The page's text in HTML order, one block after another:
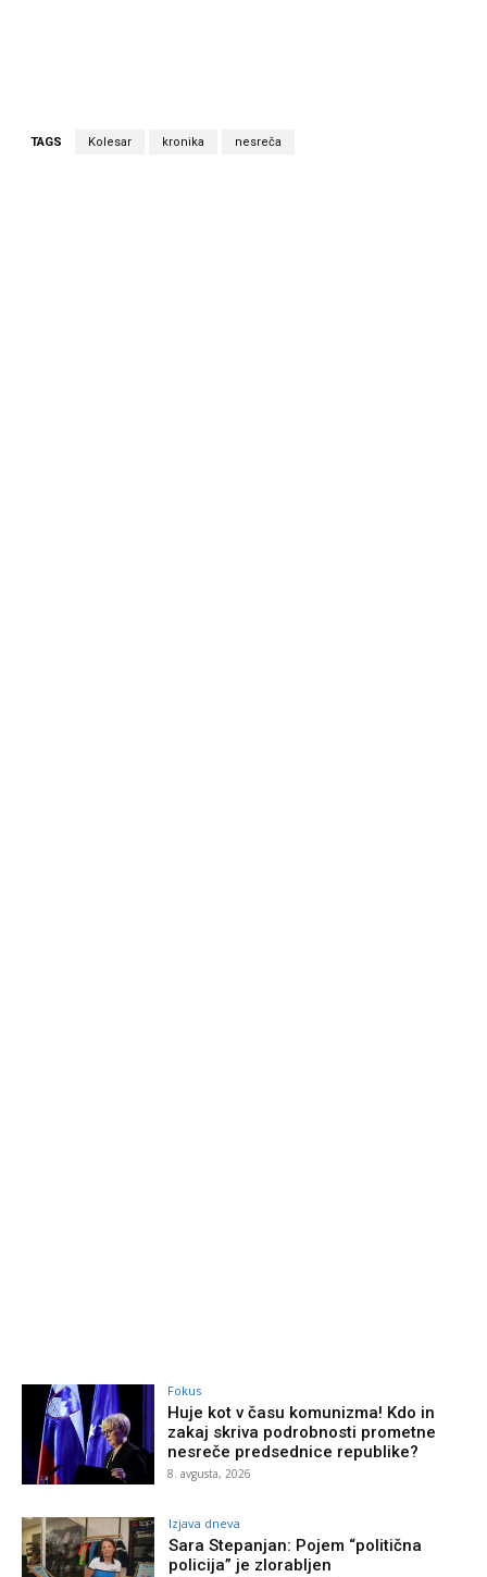
TAGS Kolesar kronika nesreča
Fokus
Huje kot v času komunizma! Kdo in
zakaj skriva podrobnosti prometne
nesreče predsednice republike?
8. avgusta, 2026
Izjava dneva
Sara Stepanjan: Pojem “politična
policija” je zlorabljen